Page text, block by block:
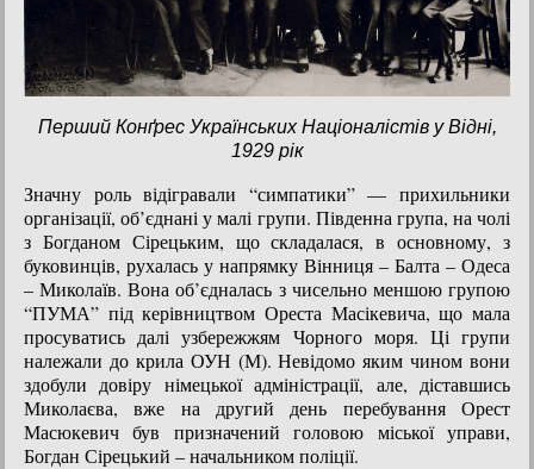
Перший Конґрес Українських Націоналістів у Відні,
1929 рік
Значну роль відігравали “симпатики” — прихильники
організації, об’єднані у малі групи. Південна група, на чолі
з Богданом Сірецьким, що складалася, в основному, з
буковинців, рухалась у напрямку Вінниця – Балта – Одеса
– Миколаїв. Вона об’єдналась з чисельно меншою групою
“ПУМА” під керівництвом Ореста Масікевича, що мала
просуватись далі узбережжям Чорного моря. Ці групи
належали до крила ОУН (М). Невідомо яким чином вони
здобули довіру німецької адміністрації, але, діставшись
Миколаєва, вже на другий день перебування Орест
Масюкевич був призначений головою міської управи,
Богдан Сірецький – начальником поліції.